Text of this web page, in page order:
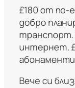
£180 от по-
добро
интернет.
Вече си